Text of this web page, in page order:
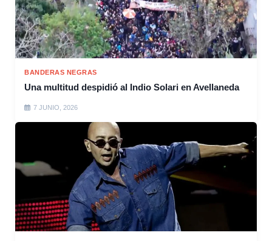
BANDERAS NEGRAS
Una multitud despidió al Indio Solari en Avellaneda
7 JUNIO, 2026